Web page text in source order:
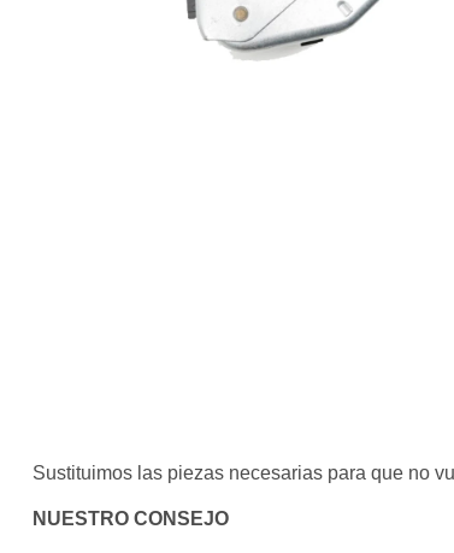
Sustituimos las piezas necesarias para que no
NUESTRO CONSEJO